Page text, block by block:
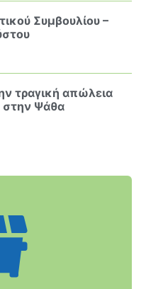
Συμβουλίου –
τραγική απώλεια
Ψάθα